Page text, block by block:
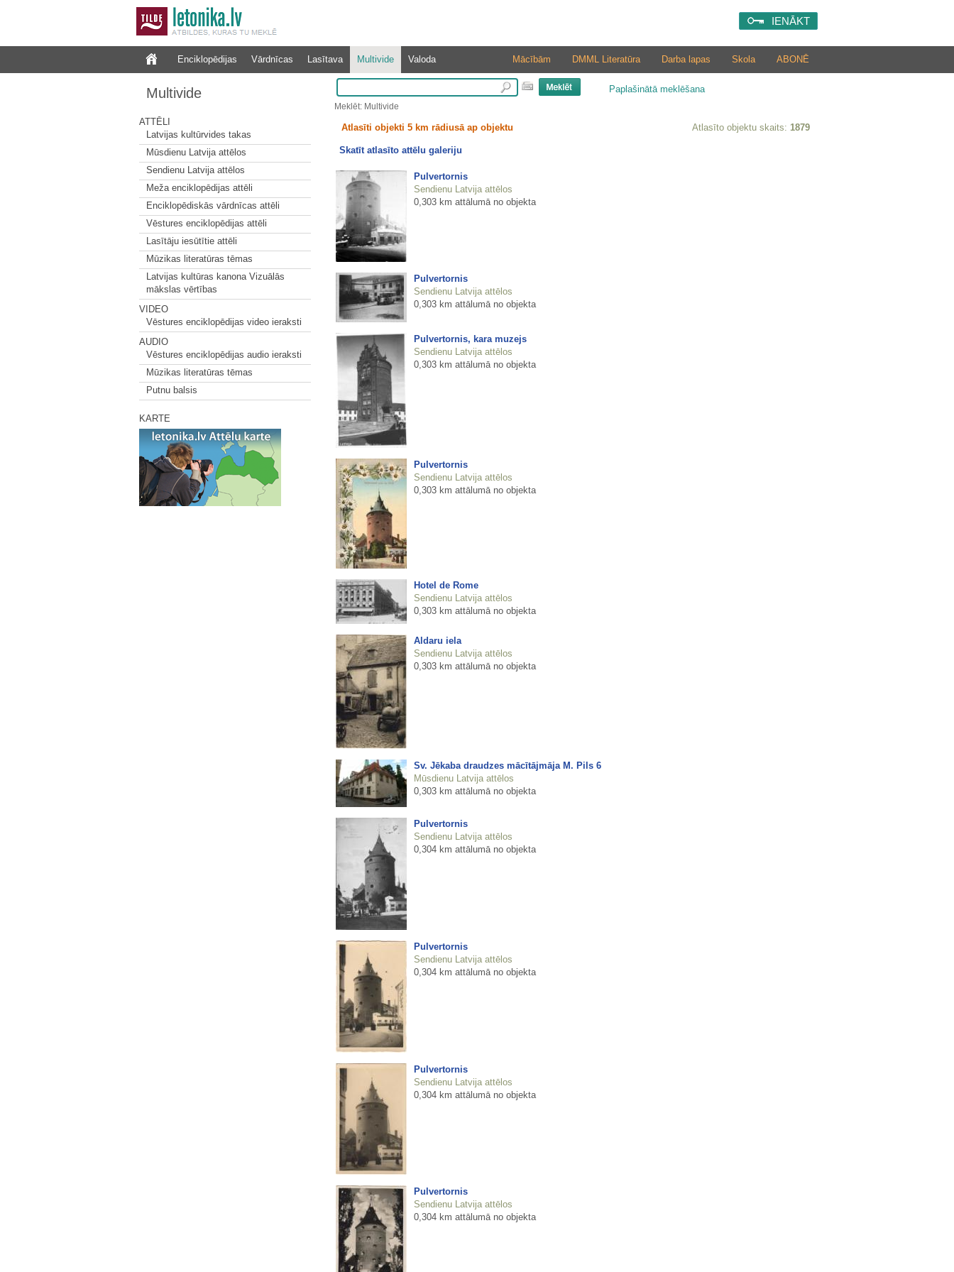
IENĀKT
Enciklopēdijas Vārdnīcas Lasītava Multivide Valoda ABONĒ
Skola
Darba lapas
DMML Literatūra
Mācībām
Multivide
ATTĒLI
Latvijas kultūrvides takas
Mūsdienu Latvija attēlos
Sendienu Latvija attēlos
Meža enciklopēdijas attēli
Enciklopēdiskās vārdnīcas attēli
Vēstures enciklopēdijas attēli
Lasītāju iesūtītie attēli
Mūzikas literatūras tēmas
Latvijas kultūras kanona Vizuālās
mākslas vērtības
VIDEO
Vēstures enciklopēdijas video ieraksti
AUDIO
Vēstures enciklopēdijas audio ieraksti
Mūzikas literatūras tēmas
Putnu balsis
KARTE
Paplašinātā meklēšana
Meklēt: Multivide
Atlasīti objekti 5 km rādiusā ap objektu Atlasīto objektu skaits: 1879
Skatīt atlasīto attēlu galeriju
Pulvertornis
Sendienu Latvija attēlos
0,303 km attālumā no objekta
Pulvertornis
Sendienu Latvija attēlos
0,303 km attālumā no objekta
Pulvertornis, kara muzejs
Sendienu Latvija attēlos
0,303 km attālumā no objekta
Pulvertornis
Sendienu Latvija attēlos
0,303 km attālumā no objekta
Hotel de Rome
Sendienu Latvija attēlos
0,303 km attālumā no objekta
Aldaru iela
Sendienu Latvija attēlos
0,303 km attālumā no objekta
Sv. Jēkaba draudzes mācītājmāja M. Pils 6
Mūsdienu Latvija attēlos
0,303 km attālumā no objekta
Pulvertornis
Sendienu Latvija attēlos
0,304 km attālumā no objekta
Pulvertornis
Sendienu Latvija attēlos
0,304 km attālumā no objekta
Pulvertornis
Sendienu Latvija attēlos
0,304 km attālumā no objekta
Pulvertornis
Sendienu Latvija attēlos
0,304 km attālumā no objekta